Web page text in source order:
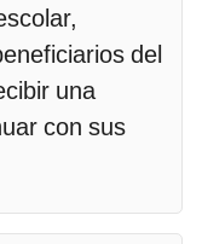
del
una
con sus